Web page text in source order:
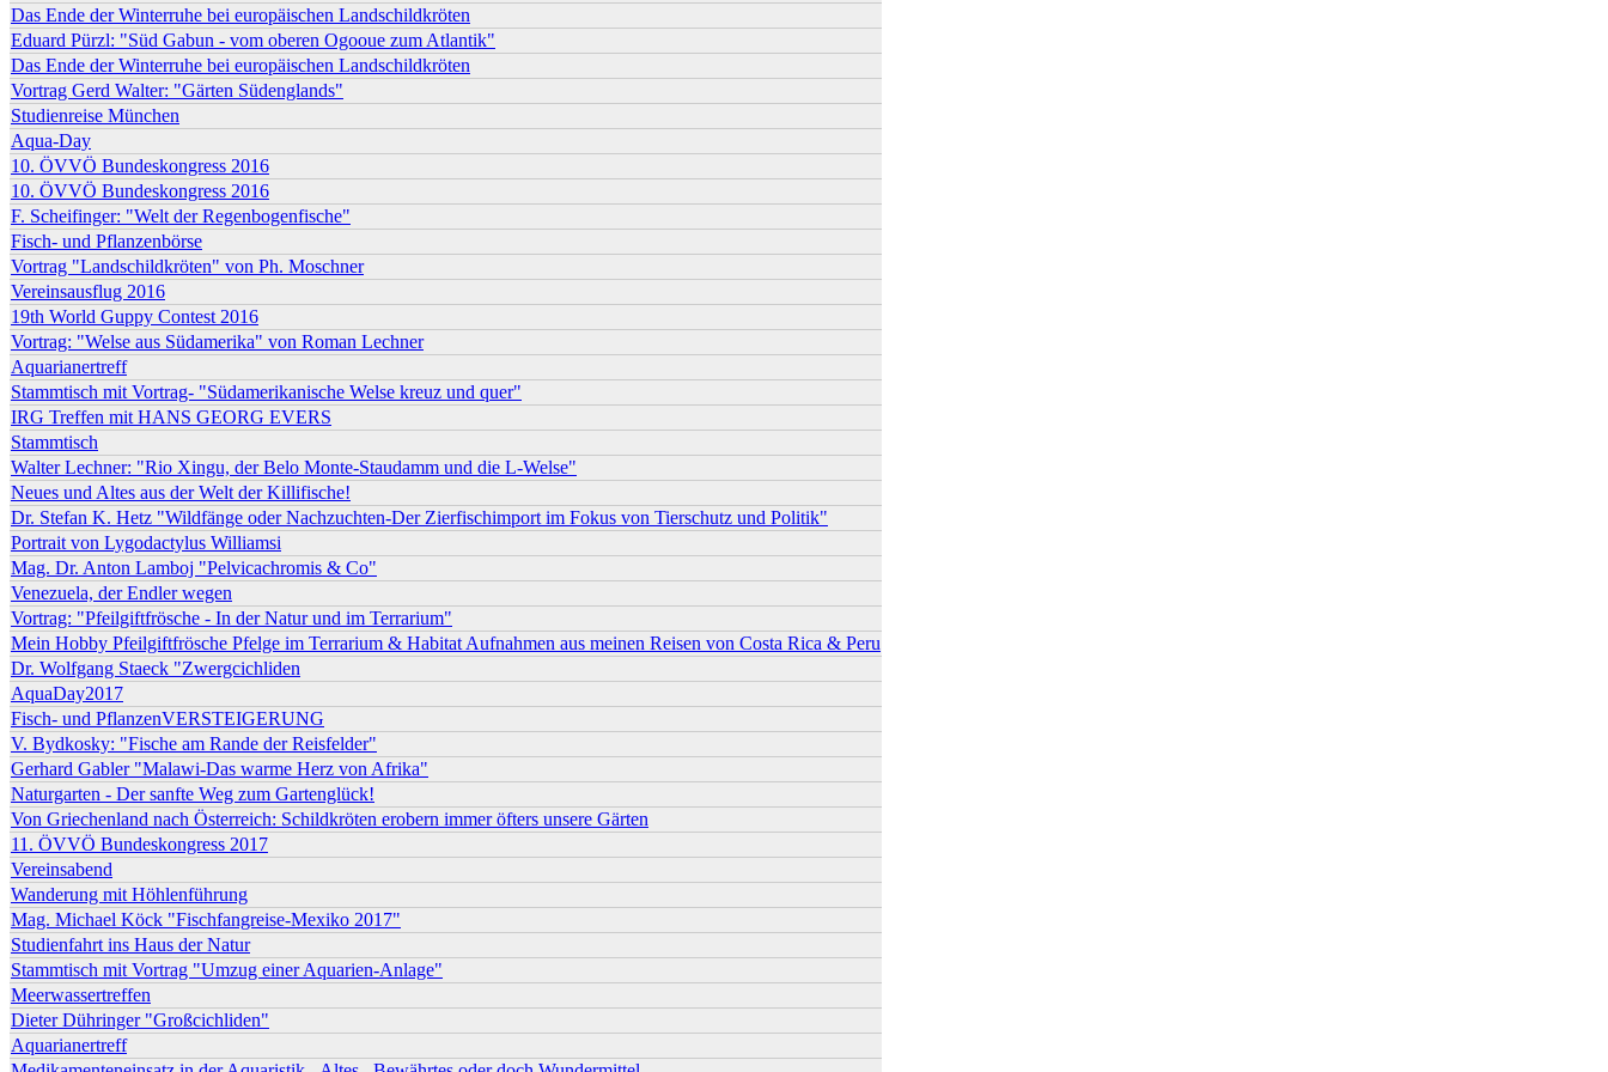
Das Ende der Winterruhe bei europäischen Landschildkröten
Eduard Pürzl: "Süd Gabun - vom oberen Ogooue zum Atlantik"
Das Ende der Winterruhe bei europäischen Landschildkröten
Vortrag Gerd Walter: "Gärten Südenglands"
Studienreise München
Aqua-Day
10. ÖVVÖ Bundeskongress 2016
10. ÖVVÖ Bundeskongress 2016
F. Scheifinger: "Welt der Regenbogenfische"
Fisch- und Pflanzenbörse
Vortrag "Landschildkröten" von Ph. Moschner
Vereinsausflug 2016
19th World Guppy Contest 2016
Vortrag: "Welse aus Südamerika" von Roman Lechner
Aquarianertreff
Stammtisch mit Vortrag- "Südamerikanische Welse kreuz und quer"
IRG Treffen mit HANS GEORG EVERS
Stammtisch
Walter Lechner: "Rio Xingu, der Belo Monte-Staudamm und die L-Welse"
Neues und Altes aus der Welt der Killifische!
Dr. Stefan K. Hetz "Wildfänge oder Nachzuchten-Der Zierfischimport im Fokus von Tierschutz und Politik"
Portrait von Lygodactylus Williamsi
Mag. Dr. Anton Lamboj "Pelvicachromis & Co"
Venezuela, der Endler wegen
Vortrag: "Pfeilgiftfrösche - In der Natur und im Terrarium"
Mein Hobby Pfeilgiftfrösche Pfelge im Terrarium & Habitat Aufnahmen aus meinen Reisen von Costa Rica & Peru
Dr. Wolfgang Staeck "Zwergcichliden
AquaDay2017
Fisch- und PflanzenVERSTEIGERUNG
V. Bydkosky: "Fische am Rande der Reisfelder"
Gerhard Gabler "Malawi-Das warme Herz von Afrika"
Naturgarten - Der sanfte Weg zum Gartenglück!
Von Griechenland nach Österreich: Schildkröten erobern immer öfters unsere Gärten
11. ÖVVÖ Bundeskongress 2017
Vereinsabend
Wanderung mit Höhlenführung
Mag. Michael Köck "Fischfangreise-Mexiko 2017"
Studienfahrt ins Haus der Natur
Stammtisch mit Vortrag "Umzug einer Aquarien-Anlage"
Meerwassertreffen
Dieter Dühringer "Großcichliden"
Aquarianertreff